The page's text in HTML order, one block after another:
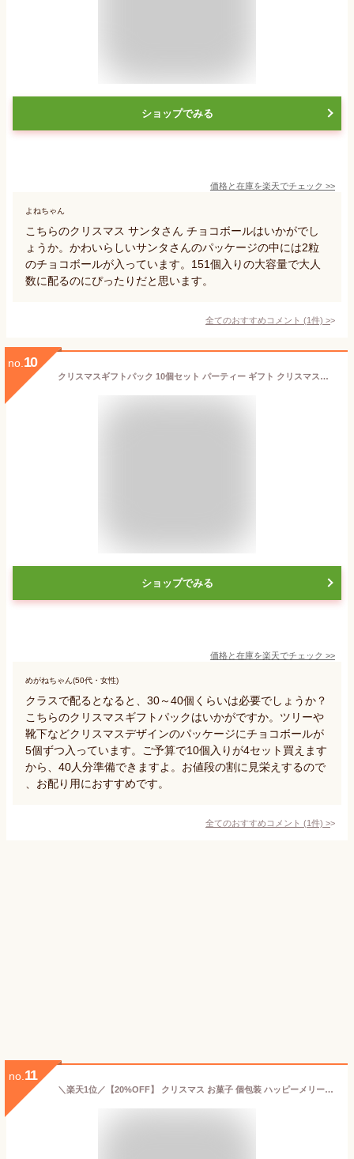
ショップでみる
価格と在庫を楽天でチェック >>
よねちゃん
こちらのクリスマス サンタさん チョコボールはいかがでし
ょうか。かわいらしいサンタさんのパッケージの中には2粒
のチョコボールが入っています。151個入りの大容量で大人
数に配るのにぴったりだと思います。
全てのおすすめコメント (1件) >
no. 10
クリスマスギフトパック 10個セット パーティー ギフト クリスマスイベント ばらまき クリスマス配り物 メリークリスマス 粗品 販促品 記念品 発表会 子供 おしゃれ 雑貨 キャンディ 幼稚園 保育園 塾 送別会 子供会 イベント 景品 粗品 縁日 お祭り
ショップでみる
価格と在庫を楽天でチェック >>
めがねちゃん(50代・女性)
クラスで配るとなると、30～40個くらいは必要でしょうか？
こちらのクリスマスギフトパックはいかがですか。ツリーや
靴下などクリスマスデザインのパッケージにチョコボールが
5個ずつ入っています。ご予算で10個入りが4セット買えます
から、40人分準備できますよ。お値段の割に見栄えするので
、お配り用におすすめです。
全てのおすすめコメント (1件) >
no. 11
＼楽天1位／【20%OFF】 クリスマス お菓子 個包装 ハッピーメリークッキー クッキー プチギフト お菓子 クリスマス 業務用 クリスマス 子供会 詰め合わせ クリスマス プチギフト プチギフト 激安 クッキー 200円 人気